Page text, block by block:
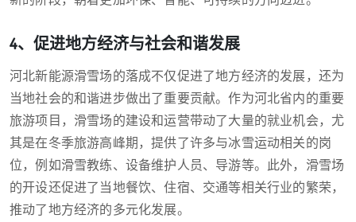
4、促进地方经济与社会和谐发展
河北新能源滑雪场的落成不仅促进了地方经济的发展，还为
当地社会的和谐进步做出了重要贡献。作为河北省内的重要
旅游项目，滑雪场的建设和运营带动了大量的就业机会，尤
其是在冬季旅游高峰期，提供了许多与冰雪运动相关的岗
位，例如滑雪教练、设备维护人员、导游等。此外，滑雪场
的开设还促进了当地餐饮、住宿、交通等相关行业的繁荣，
推动了地方经济的多元化发展。